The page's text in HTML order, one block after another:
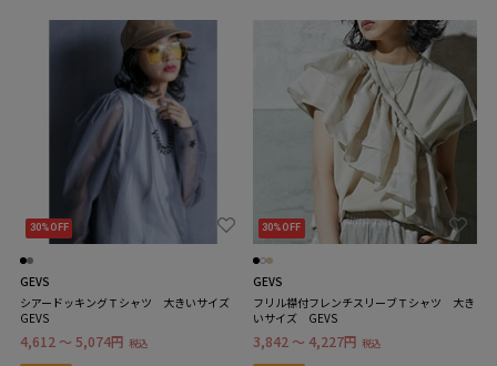
30%OFF
GEVS
シアードッキングＴシャツ 大きいサイズ
GEVS
4,612 ～ 5,074円 税込
30%OFF
GEVS
フリル襟付フレンチスリーブＴシャツ 大き
いサイズ GEVS
3,842 ～ 4,227円 税込